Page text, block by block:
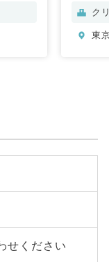
内分
ク
東
せください